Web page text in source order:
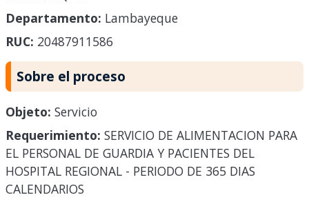
Departamento: Lambayeque
RUC: 20487911586
Sobre el proceso
Objeto: Servicio
Requerimiento: SERVICIO DE ALIMENTACION PARA
EL PERSONAL DE GUARDIA Y PACIENTES DEL
HOSPITAL REGIONAL - PERIODO DE 365 DIAS
CALENDARIOS